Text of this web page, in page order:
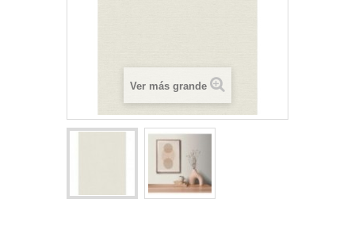
Ver más grande